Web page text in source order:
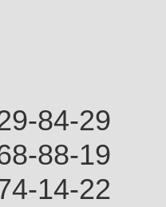
84-29
88-19
14-22